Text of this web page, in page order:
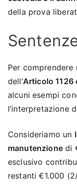
della prova
Per comprendere
dell’Articolo 1126
alcuni esempi
l’interpretazione
Consideriamo un
manutenzionedi
esclusivo
restanti €1.000